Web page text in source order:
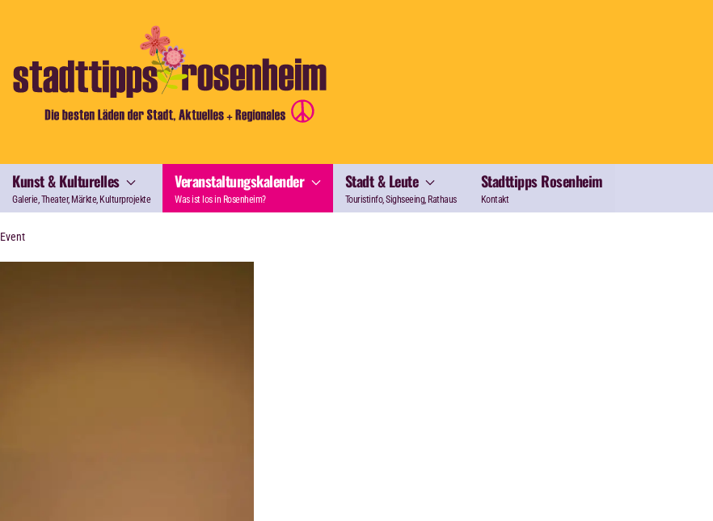
Kunst & Kulturelles
Galerie, Theater, Märkte, Kulturprojekte
Veranstaltungskalender
Was ist los in Rosenheim?
Stadt & Leute
Touristinfo, Sighseeing, Rathaus
Stadttipps Rosenheim
Kontakt
Event